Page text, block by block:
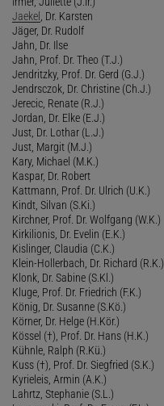
Jaekel , Dr. Karsten
Jäger, Dr. Rudolf
Jahn, Dr. Ilse
Jahn, Prof. Dr. Theo (T.J.)
Jendritzky, Prof. Dr. Gerd (G.J.)
Jendrsczok, Dr. Christine (Ch.J.)
Jerecic, Renate (R.J.)
Jordan, Dr. Elke (E.J.)
Just, Dr. Lothar (L.J.)
Just, Margit (M.J.)
Kary, Michael (M.K.)
Kaspar, Dr. Robert
Kattmann, Prof. Dr. Ulrich (U.K.)
Kindt, Silvan (S.Ki.)
Kirchner, Prof. Dr. Wolfgang (W.K.)
Kirkilionis, Dr. Evelin (E.K.)
Kislinger, Claudia (C.K.)
Klein-Hollerbach, Dr. Richard (R.K.)
Klonk, Dr. Sabine (S.Kl.)
Kluge, Prof. Dr. Friedrich (F.K.)
König, Dr. Susanne (S.Kö.)
Körner, Dr. Helge (H.Kör.)
Kössel (†), Prof. Dr. Hans (H.K.)
Kühnle, Ralph (R.Kü.)
Kuss (†), Prof. Dr. Siegfried (S.K.)
Kyrieleis, Armin (A.K.)
Lahrtz, Stephanie (S.L.)